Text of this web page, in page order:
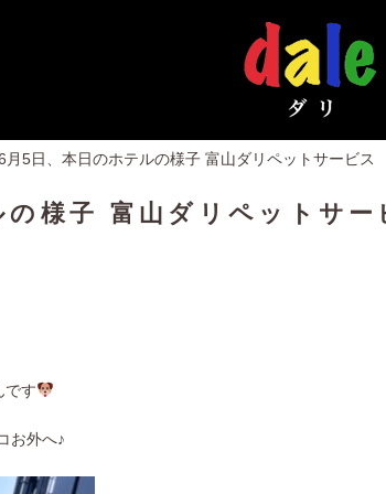
月5日、本日のホテルの様子 富山ダリペットサービス
様子 富山ダリペットサー
です
お外へ♪